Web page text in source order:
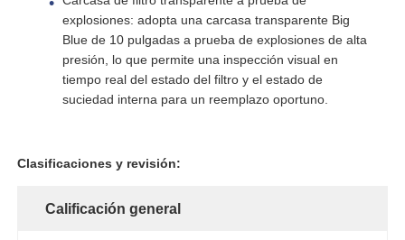
cárter del filtro de agua
cartucho de filtro de agua
Membrana de RO para uso residencial
esterilizador ultravioleta del agua
explosiones: adopta una carcasa transparente Big
Blue de 10 pulgadas a prueba de explosiones de alta
presión, lo que permite una inspección visual en
tiempo real del estado del filtro y el estado de
suciedad interna para un reemplazo oportuno.
Clasificaciones y revisión:
Calificación general